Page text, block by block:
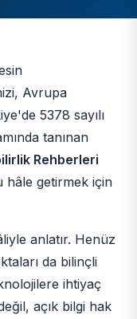
Avrupa
5378 sayılı
tanınan
Rehberleri
hâle getirmek için
anlatır. Henüz
da bilinçli
ihtiyaç
açık bilgi hak